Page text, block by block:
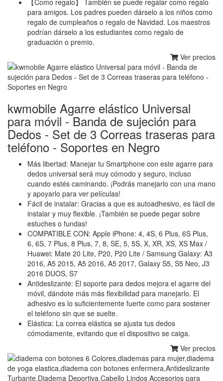
para amigos. Los padres pueden dárselo a los niños como
regalo de cumpleaños o regalo de Navidad. Los maestros
podrían dárselo a los estudiantes como regalo de
graduación o premio.
Ver precios
kwmobile Agarre elástico Universal
para móvil - Banda de sujeción para
Dedos - Set de 3 Correas traseras para
teléfono - Soportes en Negro
Más libertad: Manejar tu Smartphone con este agarre para
dedos universal será muy cómodo y seguro, incluso
cuando estés caminando. ¡Podrás manejarlo con una mano
y apoyarlo para ver películas!
Fácil de instalar: Gracias a que es autoadhesivo, es fácil de
instalar y muy flexible. ¡También se puede pegar sobre
estuches o fundas!
COMPATIBLE CON: Apple iPhone: 4, 4S, 6 Plus, 6S Plus,
6, 6S, 7 Plus, 8 Plus, 7, 8, SE, 5, 5S, X, XR, XS, XS Max /
Huawei: Mate 20 Lite, P20, P20 Lite / Samsung Galaxy: A3
2016, A5 2015, A5 2016, A5 2017, Galaxy S5, S5 Neo, J3
2016 DUOS, S7
Antideslizante: El soporte para dedos mejora el agarre del
móvil, dándote más más flexibilidad para manejarlo. El
adhesivo es lo suficientemente fuerte como para sostener
el teléfono sin que se suelte.
Elástica: La correa elástica se ajusta tus dedos
cómodamente, evitando que el dispositivo se caiga.
Ver precios